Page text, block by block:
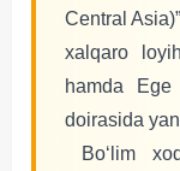
Central
xalqaro
hamda
doirasida
Boʻlim